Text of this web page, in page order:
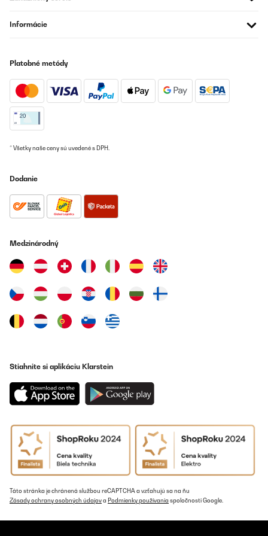
reduzieren. Dies funktioniert einwandfrei. Durch die von der
und Wand) und die Tatsache, dass auch die Rückseite etwas
Temperatur reduzieren.Vom Gefühl ist es, wie wenn die Sonne
und wir waren zunächst auch sehr skeptisch. Die Bauform ist
ideal und wenig auffällig jedoch darf man sich nicht erhoffen, mit
solch einer Konstruktion anderer Heizkörper komplett ersetzen
zu können . Bei uns als Zusatzheizung aber ein sehr sehr
die geringe Leistungsaufnahme und an Tagen, an denen es
Balkon Kraftwerk kostenlos Wärme erzeugen.Zu der
Paneel entfernt auf den Tisch stelle, schaltet dieses entsprechend
angenehm zu und ab, ohne dass es sich im Dauerbetrieb befindet
Also funktioniert auch dieses Teil in diesem Sinne. dies gibt mir
aufeinander reagieren zu können.
Amazon-Benutzer
dimensioni slim e dal fatto che si può applicare al muro..le mie
aspettative sono state ampiamente ripagate..fa presto calore e
visivamente fa davvero una splendida figura.
Utente Amazon
Informácie
Platobné metódy
* Všetky naše ceny sú uvedené s DPH.
Dodanie
Medzinárodný
Stiahnite si aplikáciu Klarstein
Táto stránka je chránená službou reCAPTCHA a vzťahujú sa na ňu
Zásady ochrany osobných údajova Podmienky používania spoločnosti Google.